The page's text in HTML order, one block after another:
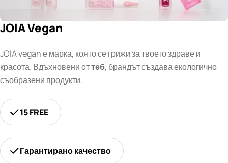
JOIA Vegan
JOIA vegan е марка, която се грижи за твоето здраве и
красота. Вдъхновени оттеб, брандът създава екологично
съобразени продукти.
15 FREE
Гарантирано качество